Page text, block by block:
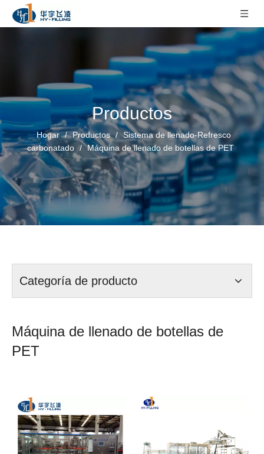
Productos
Hogar / Productos / Sistema de llenado-Refresco
carbonatado / Máquina de llenado de botellas de PET
Categoría de producto
Máquina de llenado de botellas de
PET